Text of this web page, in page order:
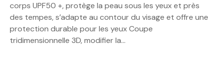
corps UPF50 +, protège la peau sous les yeux et près
des tempes, s’adapte au contour du visage et offre une
protection durable pour les yeux Coupe
tridimensionnelle 3D, modifier la…